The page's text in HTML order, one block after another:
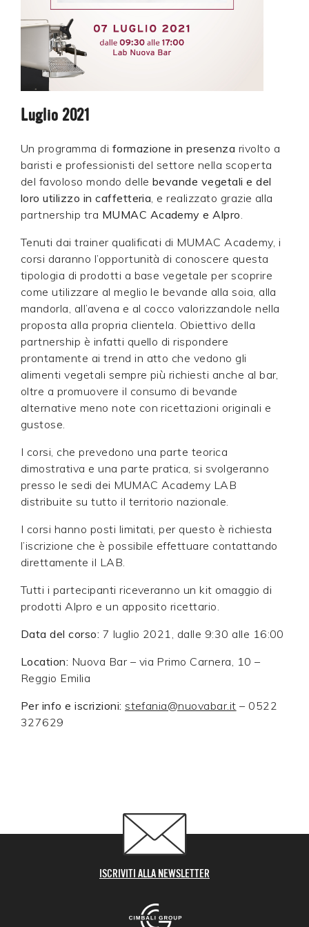
Luglio 2021
Un programma di formazione in presenza rivolto a
baristi e professionisti del settore nella scoperta
del favoloso mondo delle bevande vegetali e del
loro utilizzo in caffetteria , e realizzato grazie alla
partnership tra MUMAC Academy e Alpro
Tenuti dai trainer qualificati di MUMAC Academy, i
corsi daranno l’opportunità di conoscere questa
tipologia di prodotti a base vegetale per scoprire
come utilizzare al meglio le bevande alla soia, alla
mandorla, all’avena e al cocco valorizzandole nella
proposta alla propria clientela. Obiettivo della
partnership è infatti quello di rispondere
prontamente ai trend in atto che vedono gli
alimenti vegetali sempre più richiesti anche al bar,
oltre a promuovere il consumo di bevande
alternative meno note con ricettazioni originali e
gustose.
I corsi, che prevedono una parte teorica
dimostrativa e una parte pratica, si svolgeranno
presso le sedi dei MUMAC Academy LAB
distribuite su tutto il territorio nazionale.
I corsi hanno posti limitati, per questo è richiesta
l’iscrizione che è possibile effettuare contattando
direttamente il LAB.
Tutti i partecipanti riceveranno un kit omaggio di
prodotti Alpro e un apposito ricettario.
Data del corso: 7 luglio 2021, dalle 9:30 alle 16:00
Location: Nuova Bar – via Primo Carnera, 10 –
Reggio Emilia
Per info e iscrizioni:stefania@nuovabar.it – 0522
327629
ISCRIVITI ALLA NEWSLETTER